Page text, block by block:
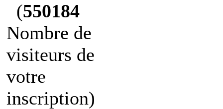
(550184
Nombre de
visiteurs de
votre
inscription)